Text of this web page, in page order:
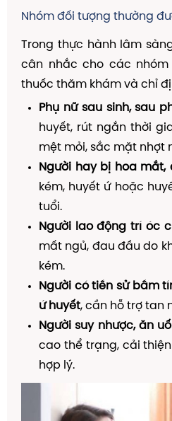
Nhóm đối tượng thường
Trong thực hành lâm
cân nhắc cho các
thuốc thăm khám và chỉ
Phụ nữ sau sinh, sau
huyết, rút ngắn thời
mệt mỏi, sắc mặt nhợt
Người hay bị hoa
kém, huyết ứ hoặc
tuổi.
Người lao động trí óc
mất ngủ, đau đầu do
kém.
Người có tiền sử bầm
ứ huyết, cần hỗ trợ tan
Người suy nhược, ăn
cao thể trạng, cải
hợp lý.